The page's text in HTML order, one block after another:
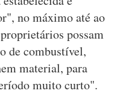
no máximo até ao
possam
de combustível,
material, para
muito curto".